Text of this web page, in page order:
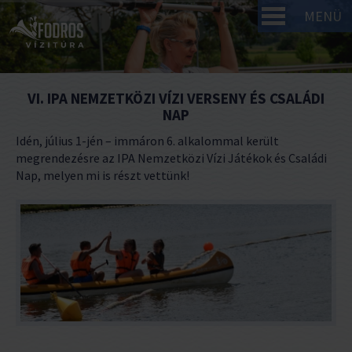
MENÜ
VI. IPA NEMZETKÖZI VÍZI VERSENY ÉS CSALÁDI
NAP
Idén, július 1-jén – immáron 6. alkalommal került
megrendezésre az IPA Nemzetközi Vízi Játékok és Családi
Nap, melyen mi is részt vettünk!